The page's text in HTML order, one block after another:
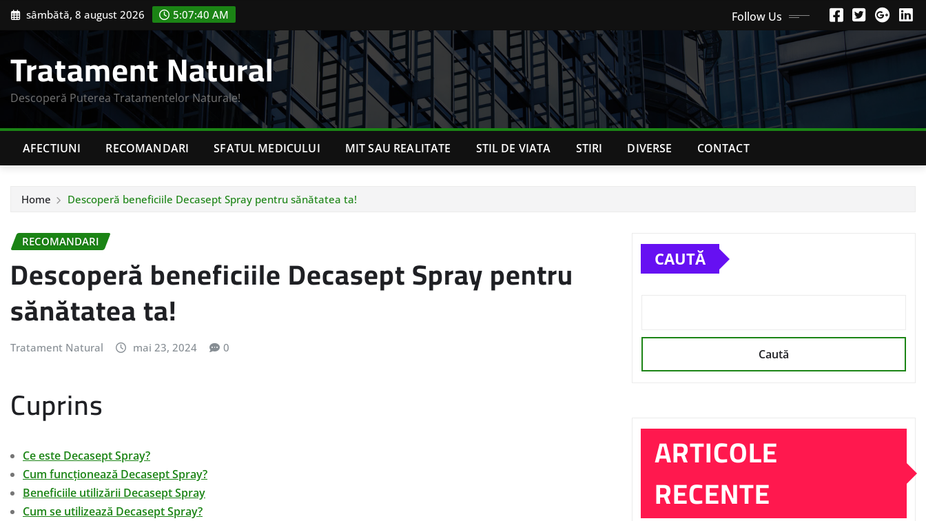
Skip sâmbătă, 8 august 2026 5:07:41 AM Follow Us
Tratament Natural
Descoperă Puterea Tratamentelor Naturale!
AFECTIUNI RECOMANDARI SFATUL MEDICULUI MIT SAU REALITATE STIL DE VIATA STIRI DIVERSE CONTACT
Home Descoperă beneficiile Decasept Spray pentru sănătatea ta!
RECOMANDARI
Descoperă beneficiile Decasept Spray pentru
sănătatea ta!
Tratament Natural mai 23, 2024 0
Cuprins
Ce este Decasept Spray?
Cum funcționează Decasept Spray?
Beneficiile utilizării Decasept Spray
Cum se utilizează Decasept Spray?
CAUTĂ
Caută
ARTICOLE
RECENTE